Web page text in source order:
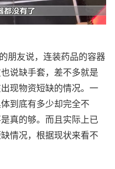
朋友说，连装药品的容器
说缺手套，差不多就是
现物资短缺的情况。一
到底有多少却完全不
真的够。而且实际上已
情况，根据现状来看不